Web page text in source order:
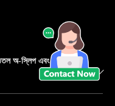
অ-স্লিপ এবং দীর্ঘস্থায়ী